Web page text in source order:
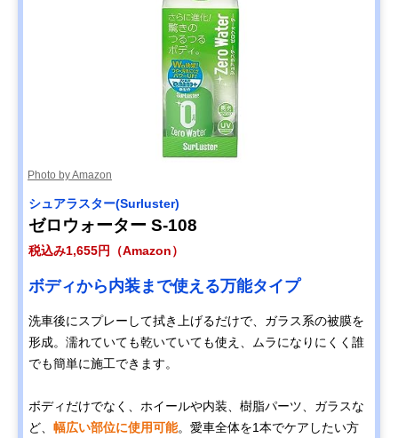
Photo by Amazon
シュアラスター(Surluster)
ゼロウォーター ‎S-108
税込み1,655円（Amazon）
ボディから内装まで使える万能タイプ
洗車後にスプレーして拭き上げるだけで、ガラス系の被膜を
形成。濡れていても乾いていても使え、ムラになりにくく誰
でも簡単に施工できます。
ボディだけでなく、ホイールや内装、樹脂パーツ、ガラスな
ど、 幅広い部位に使用可能。愛車全体を1本でケアしたい方